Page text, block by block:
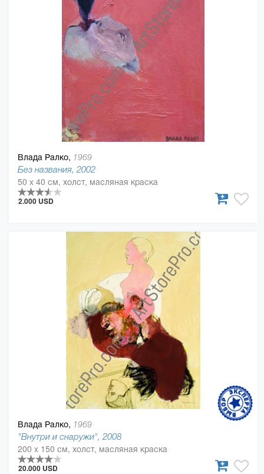
Влада Ралко, 1969
Без названия, 2002
50 x 40 см, холст, масляная краска
2.000 USD
Влада Ралко, 1969
"Внутри и снаружи", 2008
200 x 150 см, холст, масляная краска
20.000 USD